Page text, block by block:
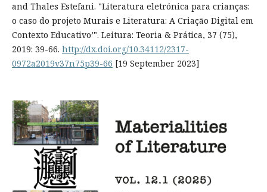
and Thales Estefani. "Literatura eletrónica para crianças:
o caso do projeto Murais e Literatura: A Criação Digital em
Contexto Educativo’". Leitura: Teoria & Prática, 37 (75),
2019: 39-66. http://dx.doi.org/10.34112/2317-
0972a2019v37n75p39-66 [19 September 2023]